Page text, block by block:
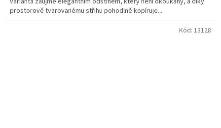
prostorově tvarovanému střihu pohodlně kopíruje...
Kód: 13128